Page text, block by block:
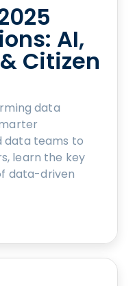
AI,
Citizen
data
data teams to
learn the key
data-driven